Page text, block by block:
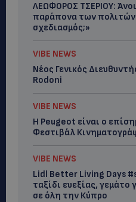
ΛΕΩΦΟΡΟΣ ΤΣΕΡΙΟΥ:
παράπονα των
σχεδιασμός;»
VIBE NEWS
Νέος Γενικός
Rodoni
VIBE NEWS
Η Peugeot είναι ο
Φεστιβάλ
VIBE NEWS
Lidl Better Living Days
ταξίδι ευεξίας, γεμάτο
σε όλη την Κύπρο